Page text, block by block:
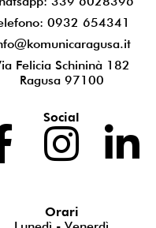
0932 654341
Felicia Schininà 182
Ragusa 97100
Social
Orari